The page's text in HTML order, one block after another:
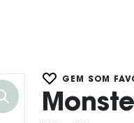
GEM SOM